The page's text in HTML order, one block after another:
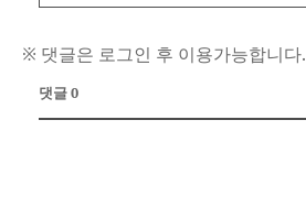
※ 댓글은 로그인 후 이용가능합니다.
댓글 0